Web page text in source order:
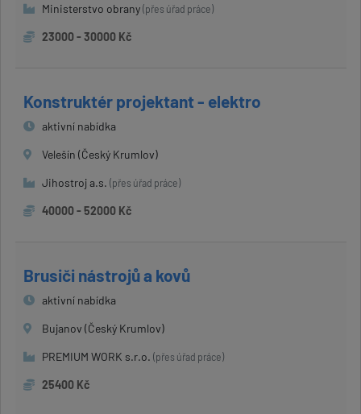
Ministerstvo obrany (přes úřad práce)
23000 - 30000 Kč
Konstruktér projektant - elektro
aktivní nabídka
Velešín (Český Krumlov)
Jihostroj a.s. (přes úřad práce)
40000 - 52000 Kč
Brusiči nástrojů a kovů
aktivní nabídka
Bujanov (Český Krumlov)
PREMIUM WORK s.r.o. (přes úřad práce)
25400 Kč